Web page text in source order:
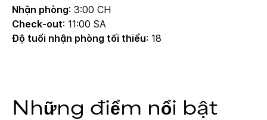
Nhận phòng: 3:00 CH
Check-out: 11:00 SA
Độ tuổi nhận phòng tối thiểu: 18
Những điểm nổi bật